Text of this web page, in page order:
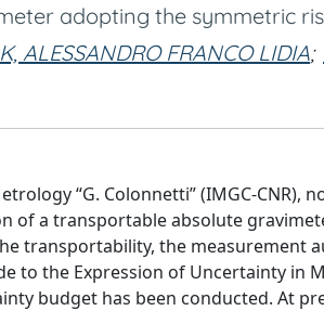
adopting the symmetric
ALESSANDRO FRANCO LIDIA;
“G. Colonnetti” (IMGC-CNR),
of a transportable absolute
transportability, the measurement
to the Expression of Uncertainty in
budget has been conducted. At